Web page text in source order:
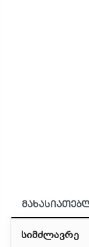
სიმძლავრე